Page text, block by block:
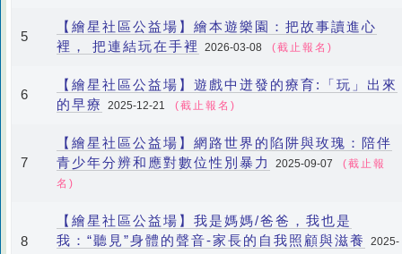
5
【繪星社區公益場】繪本遊樂園：把故事讀進心
裡， 把連結玩在手裡
2026-03-08 (截止報名)
6
【繪星社區公益場】遊戲中迸發的療育:「玩」出來
的早療
2025-12-21 (截止報名)
7
【繪星社區公益場】網路世界的陷阱與玫瑰：陪伴
青少年分辨和應對數位性別暴力
2025-09-07
(截止報
名)
8
【繪星社區公益場】我是媽媽/爸爸，我也是
我：“聽見”身體的聲音-家長的自我照顧與滋養
2025-